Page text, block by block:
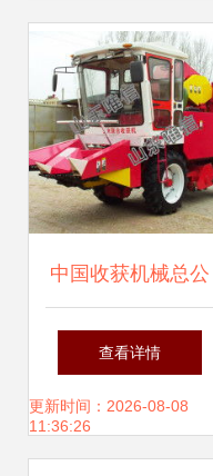
中国收获机械总公
司 深耕农业机械，
箱包与收割机并驾
查看详情
更新时间：2026-08-08
11:36:26